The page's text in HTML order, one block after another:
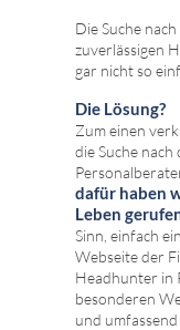
Die Suche
zuverlässigen
gar nicht so
Die Lösung?
Zum einen
die Suche
dafür haben
Leben
Sinn, einfach
Webseite der
Headhunter in
besonderen
und